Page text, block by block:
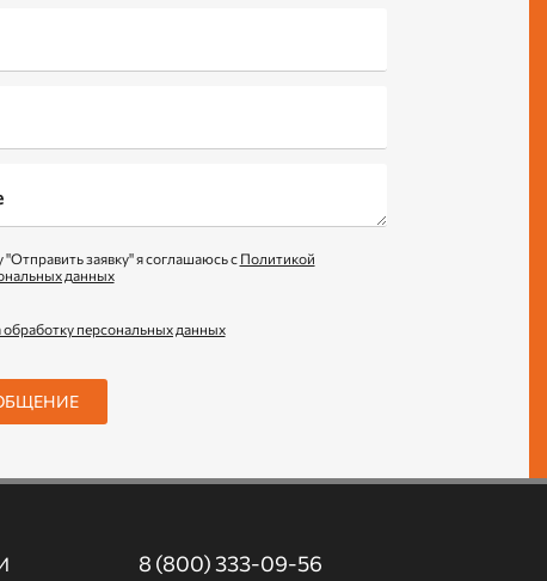
заявку" я соглашаюсь с Политикой
данных
обработку персональных данных
8 (800) 333-09-56